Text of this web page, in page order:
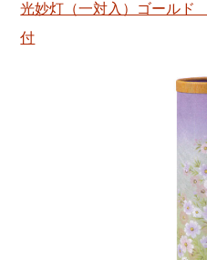
光妙灯（一対入）ゴール
付